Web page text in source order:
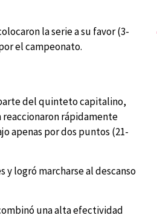
la serie a su favor (3-
el campeonato.
del quinteto capitalino,
reaccionaron rápidamente
apenas por dos puntos (21-
logró marcharse al descanso
una alta efectividad